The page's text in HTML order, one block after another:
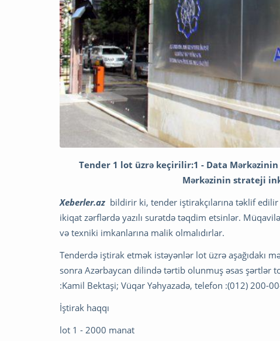
Tender 1 lot üzrə keçirilir:1 - Data
Mərkəzinin strateji
Xeberler.az bildirir ki, tender iştirakçılarına təklif
ikiqat zərflərdə yazılı surətdə təqdim etsinlər.
və texniki imkanlarına malik olmalıdırlar.
Tenderdə iştirak etmək istəyənlər lot üzrə aşağıdakı
sonra Azərbaycan dilində tərtib olunmuş əsas şərtlər
:Kamil Bektaşi; Vüqar Yəhyazadə, telefon :(012) 200-
İştirak haqqı
lot 1 - 2000 manat